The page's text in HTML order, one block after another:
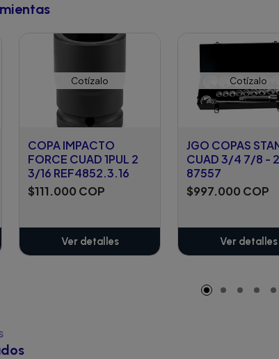
Cotízalo
COPA IMPACTO
FORCE CUAD 1PUL 2
3/16 REF4852.3.16
$111.000 COP
Ver detalles
Cotízalo
JGO COPAS
CUAD 3/4 7/8 -
87557
$997.000 COP
Ver detalles